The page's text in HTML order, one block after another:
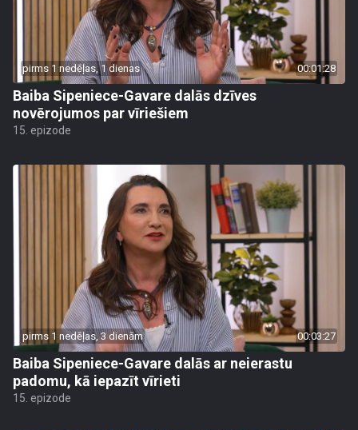
pirms 1 nedēļas, 1 dienas 00:01:28
Baiba Sipeniece-Gavare dalās dzīves
novērojumos par vīriešiem
15. epizode
pirms 1 nedēļas, 3 dienām 00:03:27
Baiba Sipeniece-Gavare dalās ar neierastu
padomu, kā iepazīt vīrieti
15. epizode